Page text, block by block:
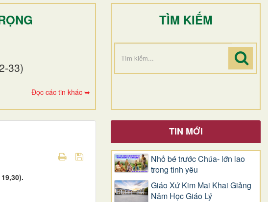
33)
Đọc các tin khác ➥
TÌM KIẾM
TIN MỚI
Nhỏ bé trước Chúa- lớn lao
trong tình yêu
Giáo Xứ Kim Mai Khai Giảng
Năm Học Giáo Lý